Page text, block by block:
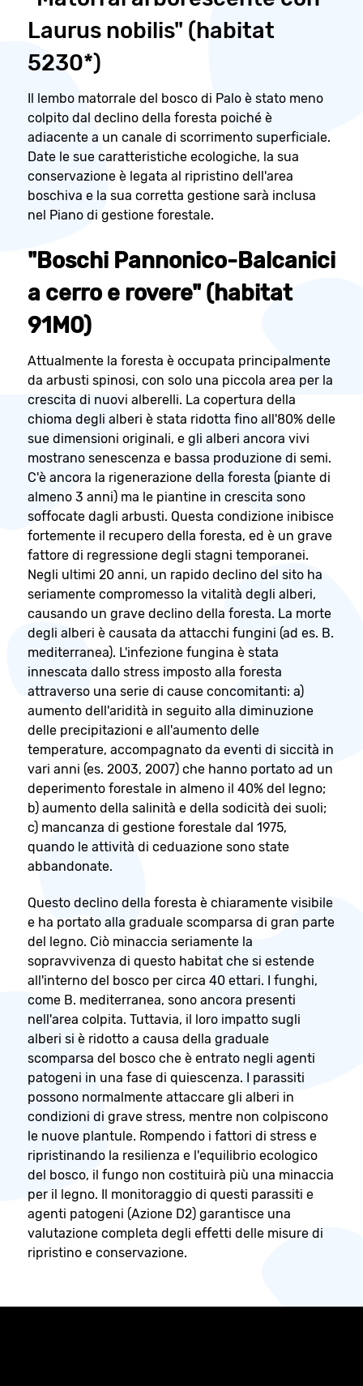
Laurus nobilis" (habitat
5230*)
Il lembo matorrale del bosco di Palo è stato meno
colpito dal declino della foresta poiché è
adiacente a un canale di scorrimento superficiale.
Date le sue caratteristiche ecologiche, la sua
conservazione è legata al ripristino dell'area
boschiva e la sua corretta gestione sarà inclusa
nel Piano di gestione forestale.
"Boschi Pannonico-Balcanici
a cerro e rovere" (habitat
91M0)
Attualmente la foresta è occupata principalmente
da arbusti spinosi, con solo una piccola area per la
crescita di nuovi alberelli. La copertura della
chioma degli alberi è stata ridotta fino all'80% delle
sue dimensioni originali, e gli alberi ancora vivi
mostrano senescenza e bassa produzione di semi.
C'è ancora la rigenerazione della foresta (piante di
almeno 3 anni) ma le piantine in crescita sono
soffocate dagli arbusti. Questa condizione inibisce
fortemente il recupero della foresta, ed è un grave
fattore di regressione degli stagni temporanei.
Negli ultimi 20 anni, un rapido declino del sito ha
seriamente compromesso la vitalità degli alberi,
causando un grave declino della foresta. La morte
degli alberi è causata da attacchi fungini (ad es. B.
mediterranea). L'infezione fungina è stata
innescata dallo stress imposto alla foresta
attraverso una serie di cause concomitanti: a)
aumento dell'aridità in seguito alla diminuzione
delle precipitazioni e all'aumento delle
temperature, accompagnato da eventi di siccità in
vari anni (es. 2003, 2007) che hanno portato ad un
deperimento forestale in almeno il 40% del legno;
b) aumento della salinità e della sodicità dei suoli;
c) mancanza di gestione forestale dal 1975,
quando le attività di ceduazione sono state
abbandonate.
Questo declino della foresta è chiaramente visibile
e ha portato alla graduale scomparsa di gran parte
del legno. Ciò minaccia seriamente la
sopravvivenza di questo habitat che si estende
all'interno del bosco per circa 40 ettari. I funghi,
come B. mediterranea, sono ancora presenti
nell'area colpita. Tuttavia, il loro impatto sugli
alberi si è ridotto a causa della graduale
scomparsa del bosco che è entrato negli agenti
patogeni in una fase di quiescenza. I parassiti
possono normalmente attaccare gli alberi in
condizioni di grave stress, mentre non colpiscono
le nuove plantule. Rompendo i fattori di stress e
ripristinando la resilienza e l'equilibrio ecologico
del bosco, il fungo non costituirà più una minaccia
per il legno. Il monitoraggio di questi parassiti e
agenti patogeni (Azione D2) garantisce una
valutazione completa degli effetti delle misure di
ripristino e conservazione.